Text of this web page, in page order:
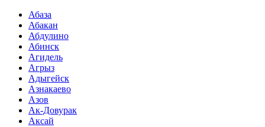
Абаза
Абакан
Абдулино
Абинск
Агидель
Агрыз
Адыгейск
Азнакаево
Азов
Ак-Довурак
Аксай